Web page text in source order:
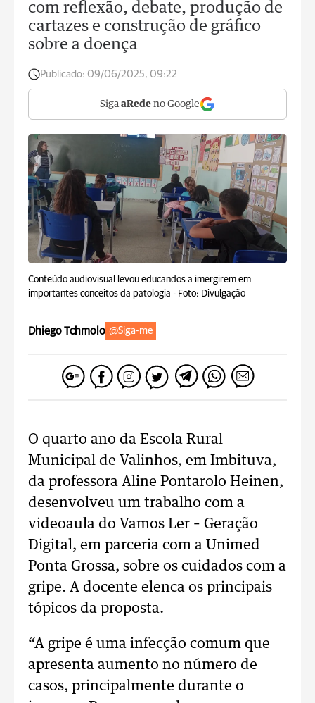
com reflexão, debate, produção de
cartazes e construção de gráfico
sobre a doença
Publicado: 09/06/2025, 09:22
Siga aRede no Google
Conteúdo audiovisual levou educandos a imergirem em
importantes conceitos da patologia - Foto: Divulgação
Dhiego Tchmolo @Siga-me
O quarto ano da Escola Rural
Municipal de Valinhos, em Imbituva,
da professora Aline Pontarolo Heinen,
desenvolveu um trabalho com a
videoaula do Vamos Ler – Geração
Digital, em parceria com a Unimed
Ponta Grossa, sobre os cuidados com a
gripe. A docente elenca os principais
tópicos da proposta.
“A gripe é uma infecção comum que
apresenta aumento no número de
casos, principalmente durante o